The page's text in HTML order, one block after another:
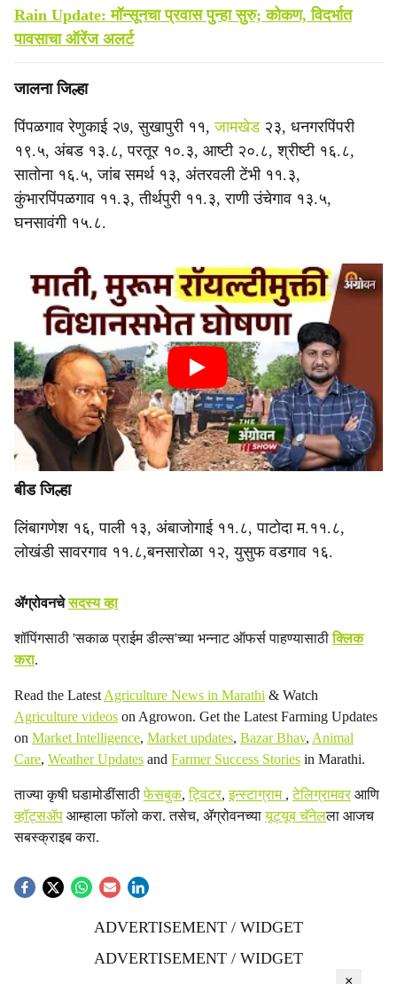
Rain Update: मॉन्सूनचा प्रवास पुन्हा सुरु; कोकण, विदर्भात
पावसाचा ऑरेंज अलर्ट
जालना जिल्हा
पिंपळगाव रेणुकाई २७, सुखापुरी ११,जामखेड २३, धनगरपिंपरी
१९.५, अंबड १३.८, परतूर १०.३, आष्टी २०.८, श्रीष्टी १६.८,
सातोना १६.५, जांब समर्थ १३, अंतरवली टेंभी ११.३,
कुंभारपिंपळगाव ११.३, तीर्थपुरी ११.३, राणी उंचेगाव १३.५,
घनसावंगी १५.८.
बीड जिल्हा
लिंबागणेश १६, पाली १३, अंबाजोगाई ११.८, पाटोदा म.११.८,
लोखंडी सावरगाव ११.८,बनसारोळा १२, युसुफ वडगाव १६.
ॲग्रोवनचेसदस्य व्हा
शॉपिंगसाठी 'सकाळ प्राईम डील्स'च्या भन्नाट ऑफर्स पाहण्यासाठीक्लिक
करा.
Read the Latest Agriculture News in Marathi & Watch
Agriculture videos on Agrowon. Get the Latest Farming Updates
on Market Intelligence, Market updates, Bazar Bhav, Animal
Care, Weather Updates and Farmer Success Stories in Marathi.
ताज्या कृषी घडामोडींसाठीफेसबुक,ट्विटर,इन्स्टाग्राम ,टेलिग्रामवरआणि
व्हॉट्सॲप आम्हाला फॉलो करा. तसेच, ॲग्रोवनच्यायूट्यूब चॅनेलला आजच
सबस्क्राइब करा.
ADVERTISEMENT / WIDGET
ADVERTISEMENT / WIDGET
×